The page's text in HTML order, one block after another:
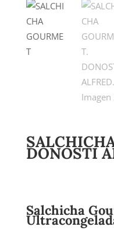
DONOSTI
Salchicha